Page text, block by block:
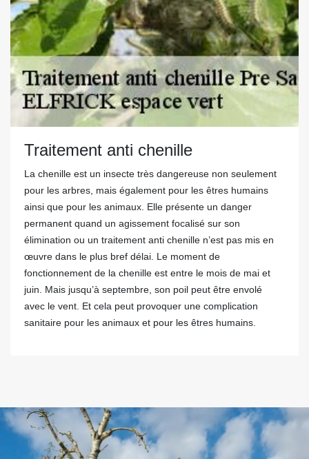
Traitement anti chenille
La chenille est un insecte très dangereuse non seulement
pour les arbres, mais également pour les êtres humains
ainsi que pour les animaux. Elle présente un danger
permanent quand un agissement focalisé sur son
élimination ou un traitement anti chenille n’est pas mis en
œuvre dans le plus bref délai. Le moment de
fonctionnement de la chenille est entre le mois de mai et
juin. Mais jusqu’à septembre, son poil peut être envolé
avec le vent. Et cela peut provoquer une complication
sanitaire pour les animaux et pour les êtres humains.